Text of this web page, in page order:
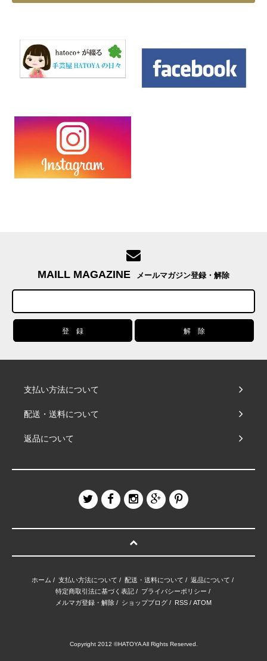
MAILL MAGAZINE メールマガジン登録・解除
支払い方法について
配送・送料について
返品について
ホーム / 支払い方法について / 配送・送料について / 返品について /
特定商取引法に基づく表記/ プライバシーポリシー /
メルマガ登録・解除 / ショップブログ / RSS / ATOM
Copyright 2012 ©HATOYA All Rights Reserved.